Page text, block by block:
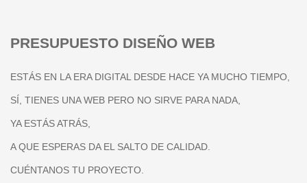
PRESUPUESTO DISEÑO WEB
ESTÁS EN LA ERA DIGITAL DESDE HACE YA MUCHO TIEMPO,
SÍ, TIENES UNA WEB PERO NO SIRVE PARA NADA,
YA ESTÁS ATRÁS,
A QUE ESPERAS DA EL SALTO DE CALIDAD.
CUÉNTANOS TU PROYECTO.